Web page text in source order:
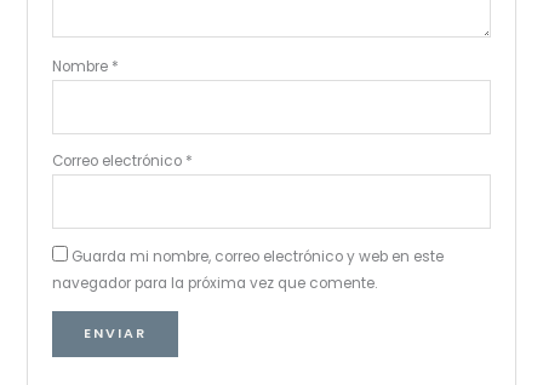
Nombre *
Correo electrónico *
Guarda mi nombre, correo electrónico y web en este
navegador para la próxima vez que comente.